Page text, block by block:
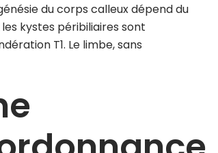
du corps calleux dépend du
kystes péribiliaires sont
T1. Le limbe, sans